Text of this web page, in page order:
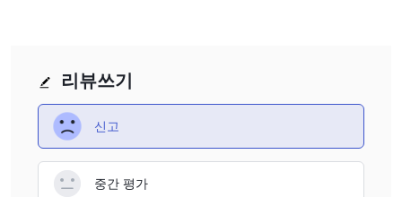
리뷰쓰기
신고
중간 평가